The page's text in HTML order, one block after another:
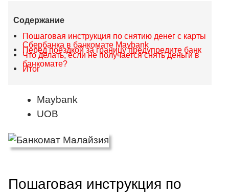
Содержание
Пошаговая инструкция по снятию денег с карты
Сбербанка в банкомате Maybank
Перед поездкой за границу предупредите банк
Что делать, если не получается снять деньги в
банкомате?
Итог
Maybank
UOB
Пошаговая инструкция по